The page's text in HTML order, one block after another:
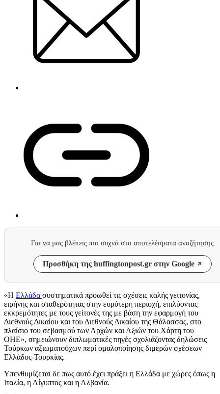
Για να μας βλέπεις πιο συχνά στα αποτελέσματα αναζήτησης
Προσθήκη της huffingtonpost.gr στην Google
«Η Ελλάδα συστηματικά προωθεί τις σχέσεις καλής γειτονίας,
ειρήνης και σταθερότητας στην ευρύτερη περιοχή, επιλύοντας
εκκρεμότητες με τους γείτονές της με βάση την εφαρμογή του
Διεθνούς Δικαίου και του Διεθνούς Δικαίου της Θάλασσας, στο
πλαίσιο του σεβασμού των Αρχών και Αξιών του Χάρτη του
ΟΗΕ», σημειώνουν διπλωματικές πηγές σχολιάζοντας δηλώσεις
Τούρκων αξιωματούχων περί ομαλοποίησης διμερών σχέσεων
Ελλάδος-Τουρκίας.
Υπενθυμίζεται δε πως αυτό έχει πράξει η Ελλάδα με χώρες όπως η
Ιταλία, η Αίγυπτος και η Αλβανία.